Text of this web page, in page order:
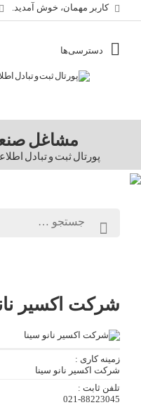
کاربر مهمان، خوش آمدید.
مشاغل
پورتال ثبت و تبادل
شرکت اکسیر
زمینه کاری :
شرکت اکسیر نانو سینا
تلفن ثابت :
021-88223045